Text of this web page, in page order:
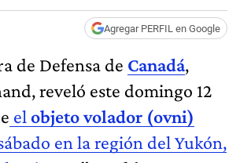
Agregar PERFIL en Google
de Defensa de Canadá,
reveló este domingo 12
el objeto volador (ovni)
en la región del Yukón,